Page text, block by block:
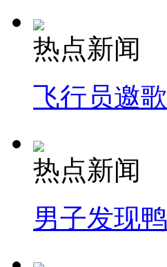
热点新闻
飞行员邀
热点新闻
男子发现